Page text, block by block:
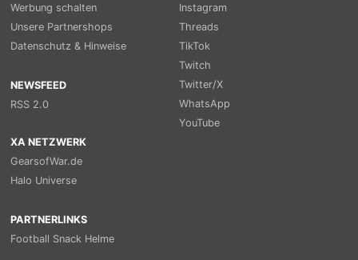
Werbung schalten
Unsere Partnershops
Datenschutz & Hinweise
NEWSFEED
RSS 2.0
Instagram
Threads
TikTok
Twitch
Twitter/X
WhatsApp
YouTube
XA NETZWERK
GearsofWar.de
Halo Universe
PARTNERLINKS
Football Snack Helme